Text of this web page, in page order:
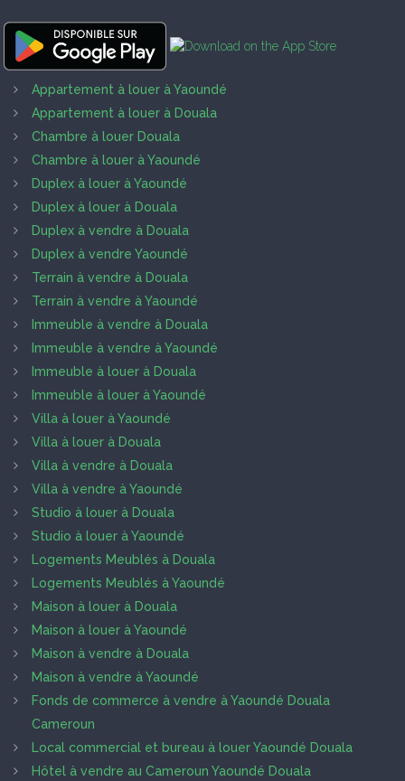
Appartement à louer à Yaoundé
Appartement à louer à Douala
Chambre à louer Douala
Chambre à louer à Yaoundé
Duplex à louer à Yaoundé
Duplex à louer à Douala
Duplex à vendre à Douala
Duplex à vendre Yaoundé
Terrain à vendre à Douala
Terrain à vendre à Yaoundé
Immeuble à vendre à Douala
Immeuble à vendre à Yaoundé
Immeuble à louer à Douala
Immeuble à louer à Yaoundé
Villa à louer à Yaoundé
Villa à louer à Douala
Villa à vendre à Douala
Villa à vendre à Yaoundé
Studio à louer à Douala
Studio à louer à Yaoundé
Logements Meublés à Douala
Logements Meublés à Yaoundé
Maison à louer à Douala
Maison à louer à Yaoundé
Maison à vendre à Douala
Maison à vendre à Yaoundé
Fonds de commerce à vendre à Yaoundé Douala
Cameroun
Local commercial et bureau à louer Yaoundé Douala
Hôtel à vendre au Cameroun Yaoundé Douala